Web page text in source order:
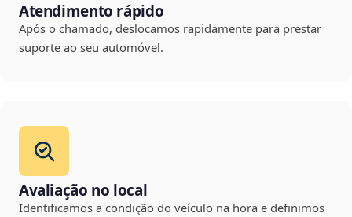
Atendimento rápido
Após o chamado, deslocamos rapidamente para prestar
suporte ao seu automóvel.
Avaliação no local
Identificamos a condição do veículo na hora e definimos